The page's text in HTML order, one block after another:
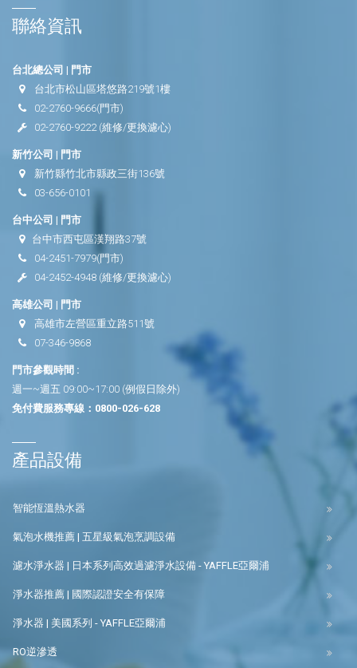
聯絡資訊
台北總公司 | 門市
台北市松山區塔悠路219號1樓
02-2760-9666(門市)
02-2760-9222(維修/更換濾心)
新竹公司 | 門市
新竹縣竹北市縣政三街136號
03-656-0101
台中公司 | 門市
台中市西屯區漢翔路37號
04-2451-7979(門市)
04-2452-4948 (維修/更換濾心)
高雄公司 | 門市
高雄市左營區重立路511號
07-346-9868
門市參觀時間 :
週一~週五 09:00~17:00 (例假日除外)
免付費服務專線： 0800-026-628
產品設備
智能恆溫熱水器
氣泡水機推薦 | 五星級氣泡烹調設備
濾水淨水器 | 日本系列高效過濾淨水設備 - YAFFLE亞爾浦
淨水器推薦 | 國際認證安全有保障
淨水器 | 美國系列 - YAFFLE亞爾浦
RO逆滲透